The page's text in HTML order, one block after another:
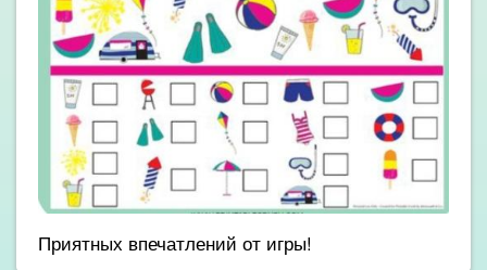
Приятных впечатлений от игры!